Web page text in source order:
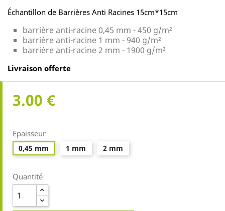
Échantillon de Barrières Anti Racines 15cm*15cm
barrière anti-racine 0,45 mm - 450 g/m²
barrière anti-racine 1 mm - 940 g/m²
barrière anti-racine 2 mm - 1900 g/m²
Livraison offerte
3.00 €
Epaisseur
0,45 mm 1 mm 2 mm
Quantité